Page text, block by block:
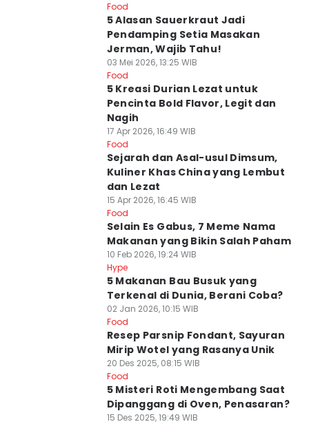
Food
5 Alasan Sauerkraut Jadi
Pendamping Setia Masakan
Jerman, Wajib Tahu!
03 Mei 2026, 13:25 WIB
Food
5 Kreasi Durian Lezat untuk
Pencinta Bold Flavor, Legit dan
Nagih
17 Apr 2026, 16:49 WIB
Food
Sejarah dan Asal-usul Dimsum,
Kuliner Khas China yang Lembut
dan Lezat
15 Apr 2026, 16:45 WIB
Food
Selain Es Gabus, 7 Meme Nama
Makanan yang Bikin Salah Paham
10 Feb 2026, 19:24 WIB
Hype
5 Makanan Bau Busuk yang
Terkenal di Dunia, Berani Coba?
02 Jan 2026, 10:15 WIB
Food
Resep Parsnip Fondant, Sayuran
Mirip Wotel yang Rasanya Unik
20 Des 2025, 08:15 WIB
Food
5 Misteri Roti Mengembang Saat
Dipanggang di Oven, Penasaran?
15 Des 2025, 19:49 WIB